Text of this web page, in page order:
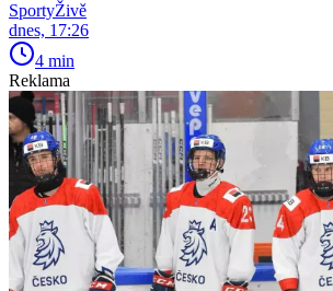
SportyŽivě
dnes, 17:26
4 min
Reklama